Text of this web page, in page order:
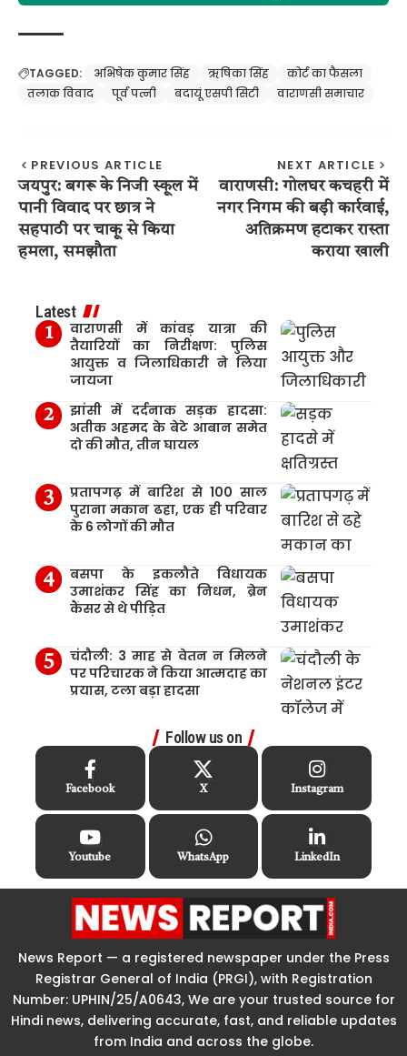
TAGGED: अभिषेक कुमार सिंह ऋषिका सिंह
कोर्ट का फैसला
तलाक विवाद
पूर्व पत्नी बदायूं एसपी सिटी वाराणसी समाचार
PREVIOUS ARTICLE
जयपुर: बगरू के निजी स्कूल में
पानी विवाद पर छात्र ने
सहपाठी पर चाकू से किया
हमला, समझौता
NEXT ARTICLE
वाराणसी: गोलघर कचहरी में
नगर निगम की बड़ी कार्रवाई,
अतिक्रमण हटाकर रास्ता
कराया खाली
Latest
वाराणसी में कांवड़ यात्रा की
तैयारियों का निरीक्षण: पुलिस
आयुक्त व जिलाधिकारी ने लिया
जायजा
झांसी में दर्दनाक सड़क हादसा:
अतीक अहमद के बेटे आबान समेत
दो की मौत, तीन घायल
प्रतापगढ़ में बारिश से 100 साल
पुराना मकान ढहा, एक ही परिवार
के 6 लोगों की मौत
बसपा के इकलौते विधायक
उमाशंकर सिंह का निधन, ब्रेन
कैंसर से थे पीड़ित
चंदौली: 3 माह से वेतन न मिलने
पर परिचारक ने किया आत्मदाह का
प्रयास, टला बड़ा हादसा
Follow us on
Facebook X Instagram
Youtube WhatsApp LinkedIn
News Report — a registered newspaper under the Press
Registrar General of India (PRGI), with Registration
Number: UPHIN/25/A0643, We are your trusted source for
Hindi news, delivering accurate, fast, and reliable updates
from India and across the globe.